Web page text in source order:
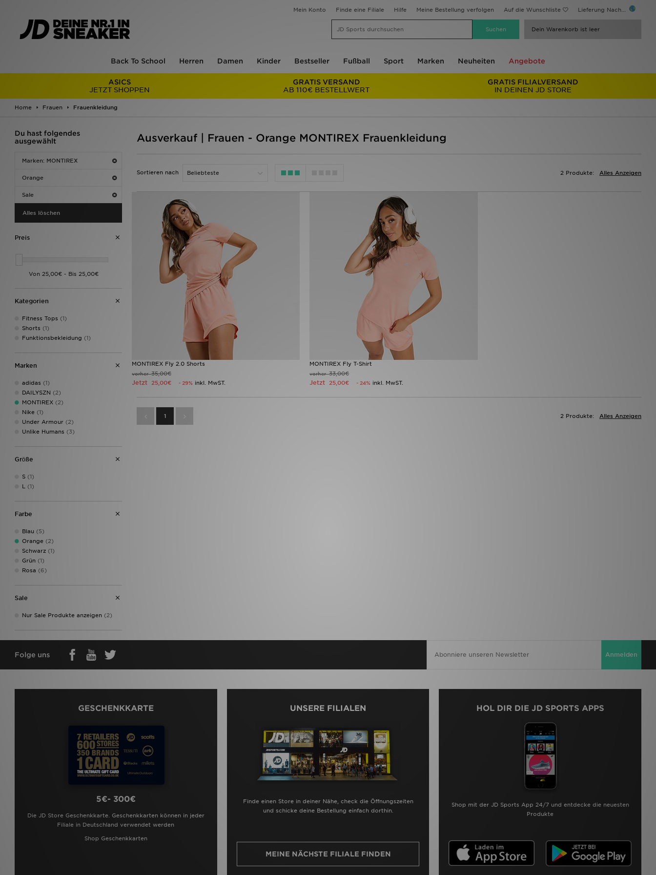
Mein Konto Finde eine Filiale Hilfe Meine Bestellung verfolgen Auf die Wunschliste Lieferung Nach...
Dein Warenkorb ist leer
Back To School Herren Damen Kinder Bestseller Fußball Sport Marken Neuheiten Angebote
ASICS
JETZT SHOPPEN
GRATIS VERSAND
AB 110€ BESTELLWERT
GRATIS FILIALVERSAND
IN DEINEN JD STORE
Home Frauen Frauenkleidung
Du hast folgendes
ausgewählt
Marken: MONTIREX
Orange
Sale
Alles löschen
Preis
Kategorien
Fitness Tops (1)
Shorts (1)
Funktionsbekleidung (1)
Marken
adidas (1)
DAILYSZN (2)
MONTIREX (2)
Nike (1)
Under Armour (2)
Unlike Humans (3)
Grӧße
S (1)
L
(1)
Farbe
Blau (5)
Orange (2)
Schwarz (1)
Grün (1)
Rosa (6)
Sale
Nur Sale Produkte anzeigen (2)
Ausverkauf | Frauen - Orange MONTIREX Frauenkleidung
Sortieren nach Alles Anzeigen
2 Produkte:
MONTIREX Fly 2.0 Shorts
vorher35,00€
Jetzt 25,00€ - 29% inkl. MwST.
MONTIREX Fly T-Shirt
vorher33,00€
Jetzt25,00€ - 24% inkl. MwST.
1 Alles Anzeigen
2 Produkte:
Folge uns Anmelden
GESCHENKKARTE
5€- 300€
Die JD Store Geschenkkarte. Geschenkkarten können in jeder
Filiale in Deutschland verwendet werden
Shop Geschenkkarten
UNSERE FILIALEN
Finde einen Store in deiner Nähe, check die Öffnungszeiten
und schicke deine Bestellung einfach dorthin.
MEINE NÄCHSTE FILIALE FINDEN
HOL DIR DIE JD SPORTS APPS
Shop mit der JD Sports App 24/7 und entdecke die neuesten
Produkte